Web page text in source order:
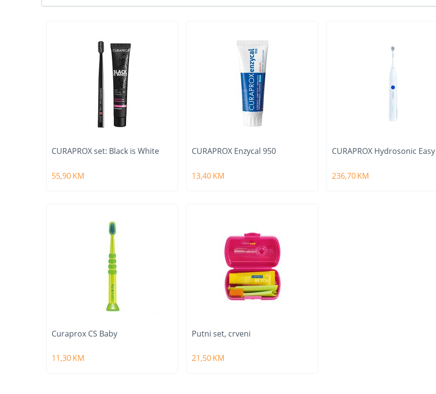
CURAPROX set: Black is White
55,90 KM
CURAPROX Enzycal 950
13,40KM
CURAPROX Hydrosonic Easy
236,70KM
Curaprox CS Baby
11,30 KM
Putni set, crveni
21,50KM